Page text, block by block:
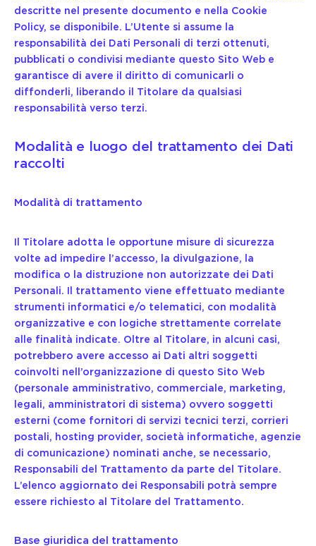
descritte nel presente documento e nella Cookie
Policy, se disponibile. L’Utente si assume la
responsabilità dei Dati Personali di terzi ottenuti,
pubblicati o condivisi mediante questo Sito Web e
garantisce di avere il diritto di comunicarli o
diffonderli, liberando il Titolare da qualsiasi
responsabilità verso terzi.
Modalità e luogo del trattamento dei Dati
raccolti
Modalità di trattamento
Il Titolare adotta le opportune misure di sicurezza
volte ad impedire l’accesso, la divulgazione, la
modifica o la distruzione non autorizzate dei Dati
Personali. Il trattamento viene effettuato mediante
strumenti informatici e/o telematici, con modalità
organizzative e con logiche strettamente correlate
alle finalità indicate. Oltre al Titolare, in alcuni casi,
potrebbero avere accesso ai Dati altri soggetti
coinvolti nell’organizzazione di questo Sito Web
(personale amministrativo, commerciale, marketing,
legali, amministratori di sistema) ovvero soggetti
esterni (come fornitori di servizi tecnici terzi, corrieri
postali, hosting provider, società informatiche, agenzie
di comunicazione) nominati anche, se necessario,
Responsabili del Trattamento da parte del Titolare.
L’elenco aggiornato dei Responsabili potrà sempre
essere richiesto al Titolare del Trattamento.
Base giuridica del trattamento